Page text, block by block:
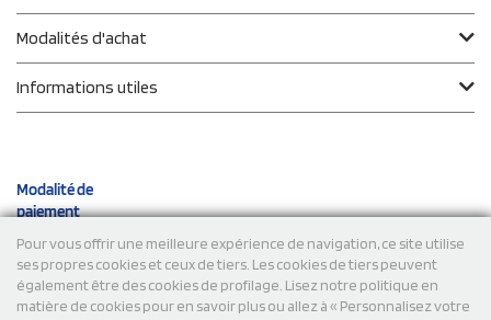
Pour vous offrir une meilleure expérience de navigation, ce site utilise
ses propres cookies et ceux de tiers. Les cookies de tiers peuvent
également être des cookies de profilage. Lisez notre politique en
matière de cookies pour en savoir plus ou allez à « Personnalisez votre
Modalités d'achat
Informations utiles
Modalité de
paiement
Expéditions